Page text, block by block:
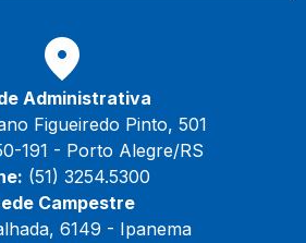
Administrativa
Figueiredo Pinto, 501
191 - Porto Alegre/RS
(51) 3254.5300
Campestre
6149 - Ipanema